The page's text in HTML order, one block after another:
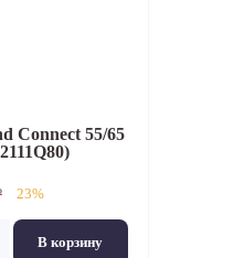
Connect 55/65
23%
В корзину